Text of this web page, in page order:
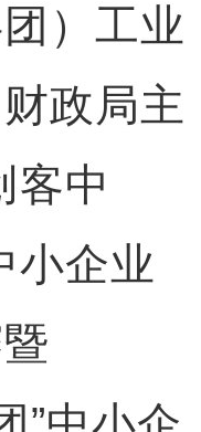
）工业
政局主
客中
小企业